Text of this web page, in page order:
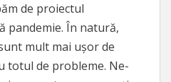
de proiectul
pandemie. În natură,
mult mai ușor de
totul de probleme. Ne-